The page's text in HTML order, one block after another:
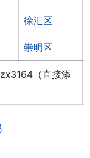
徐汇区
崇明区
（直接添